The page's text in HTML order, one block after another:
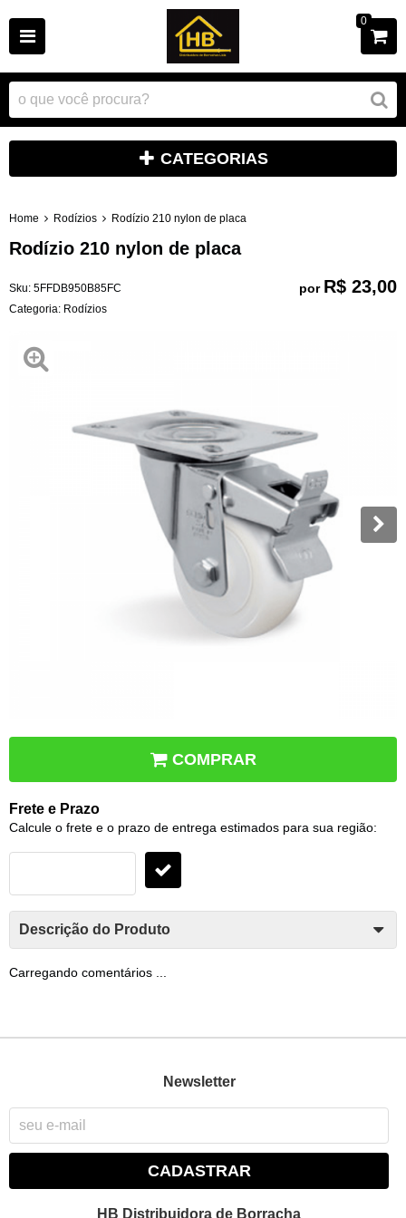
0
CATEGORIAS
Home Rodízios Rodízio 210 nylon de placa
Rodízio 210 nylon de placa
Sku: 5FFDB950B85FC
Categoria: Rodízios
por R$ 23,00
COMPRAR
Frete e Prazo
Calcule o frete e o prazo de entrega estimados para sua região:
Descrição do Produto
Carregando comentários ...
Newsletter
CADASTRAR
HB Distribuidora de Borracha